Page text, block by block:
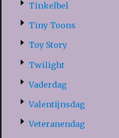
Tinkelbel
Tiny Toons
Toy Story
Twilight
Vaderdag
Valentijnsdag
Veteranendag